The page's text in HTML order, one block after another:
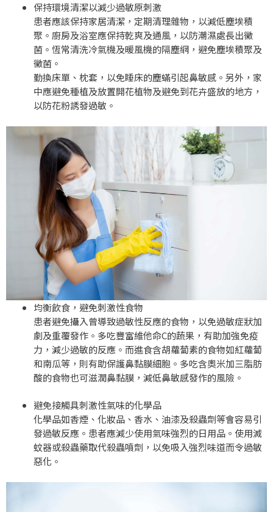
保持環境清潔以減少過敏原刺激
患者應該保持家居清潔，定期清理雜物，以減低塵埃積
聚。廚房及浴室應保持乾爽及通風，以防潮濕處長出黴
菌。恆常清洗冷氣機及暖風機的隔塵網，避免塵埃積聚及
黴菌。
勤換床單、枕套，以免睡床的塵蟎引起鼻敏感。另外，家
中應避免種植及放置開花植物及避免到花卉盛放的地方，
以防花粉誘發過敏。
均衡飲食，避免刺激性食物
患者避免攝入曾導致過敏性反應的食物，以免過敏症狀加
劇及重覆發作。多吃豐富維他命C的蔬果，有助加強免疫
力，減少過敏的反應。而進食含胡蘿蔔素的食物如紅蘿蔔
和南瓜等，則有助保護鼻黏膜細胞。多吃含奧米加三脂肪
酸的食物也可滋潤鼻黏膜，減低鼻敏感發作的風險。
避免接觸具刺激性氣味的化學品
化學品如香煙、化妝品、香水、油漆及殺蟲劑等會容易引
發過敏反應。患者應減少使用氣味強烈的日用品。使用滅
蚊器或殺蟲藥取代殺蟲噴劑，以免吸入強烈味道而令過敏
惡化。